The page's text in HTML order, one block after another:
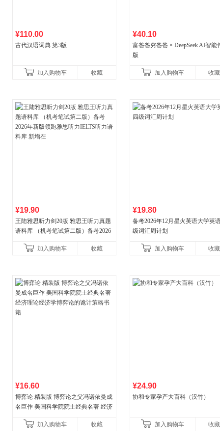
¥110.00
古代汉语词典 第3版
加入购物车 收藏
¥40.10
富爸爸穷爸爸 × DeepSeek AI智能
版
加入购物车 收藏
¥19.90
王陆雅思听力剑20版 雅思王听力真题
语料库 （机考笔试第二版）备考2026
新增在
加入购物车 收藏
¥19.80
备考2026年12月星火英语大学英
级词汇周计划
加入购物车 收藏
¥16.60
博弈论 精装版 博弈论之父冯诺依曼成
名巨作 美国科学院院士经典名著 经济
加入购物车
收藏
¥24.90
协和专家孕产大百科（汉竹）
加入购物车 收藏